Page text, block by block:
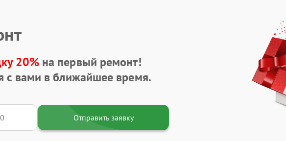
20%на первый ремонт!
с вами в ближайшее время.
Отправить заявку